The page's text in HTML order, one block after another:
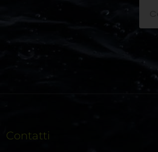
Contatti